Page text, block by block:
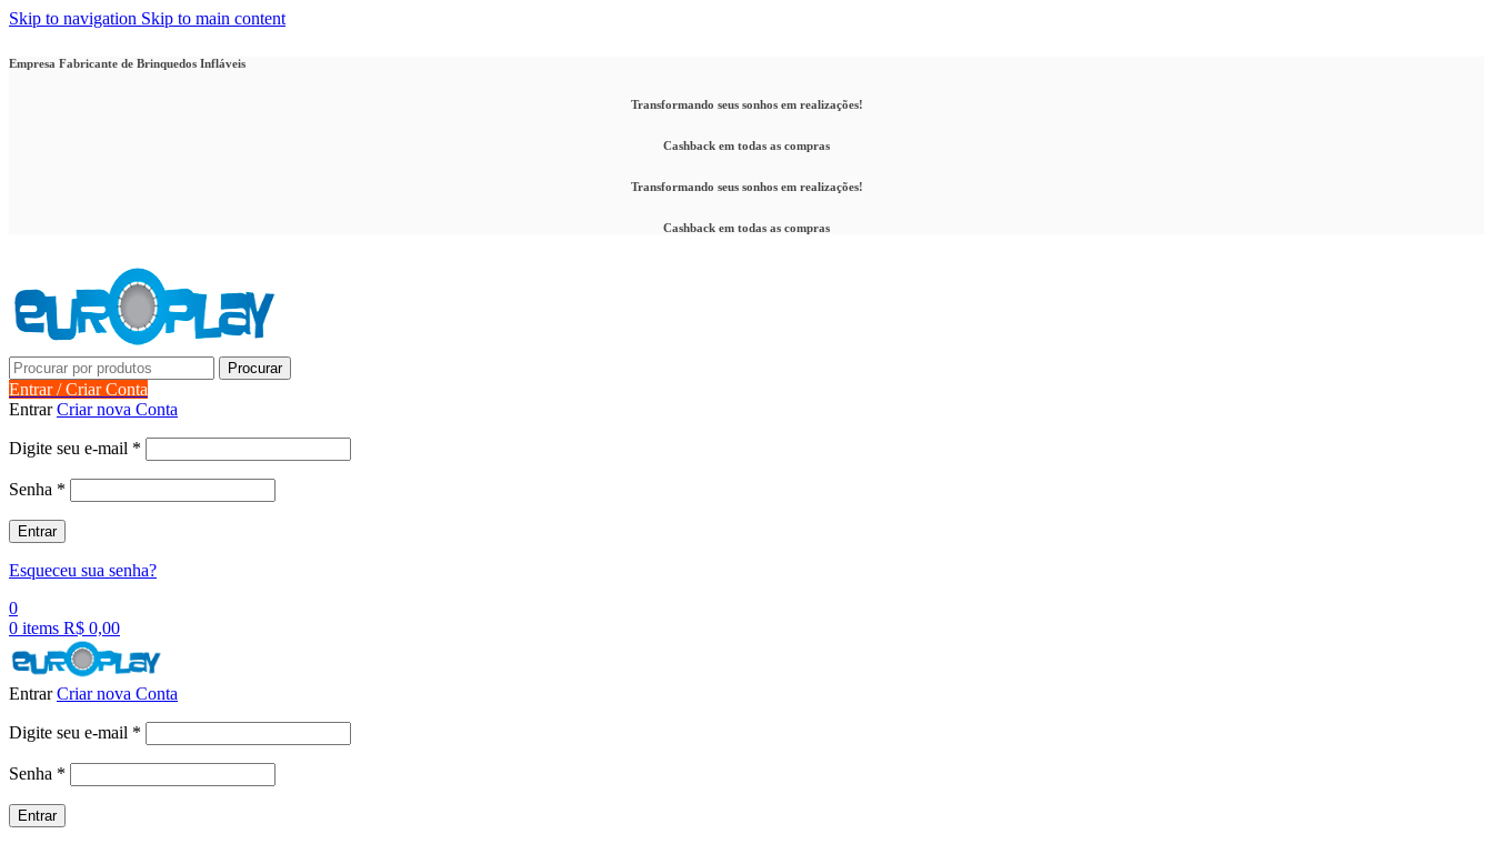
Skip to navigation Skip to main content
Empresa Fabricante de Brinquedos Infláveis
Transformando seus sonhos em realizações!
Cashback em todas as compras
Transformando seus sonhos em realizações!
Cashback em todas as compras
Procurar
Entrar / Criar Conta
EntrarCriar nova Conta
Digite seu e-mail *
Senha *
Entrar
Esqueceu sua senha?
0
0 items R$ 0,00
EntrarCriar nova Conta
Digite seu e-mail *
Senha *
Entrar